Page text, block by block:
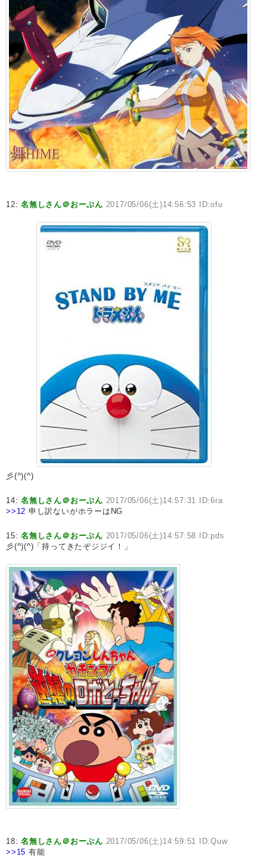
12:名無しさん＠おーぷん 2017/05/06(土)14:56:53 ID:ofu
彡(^)(^)
14:名無しさん＠おーぷん 2017/05/06(土)14:57:31 ID:6ra
>>12 申し訳ないがホラーはNG
15:名無しさん＠おーぷん 2017/05/06(土)14:57:58 ID:pds
彡(^)(^)「持ってきたぞジジイ！」
18:名無しさん＠おーぷん 2017/05/06(土)14:59:51 ID:Quw
>>15 有能